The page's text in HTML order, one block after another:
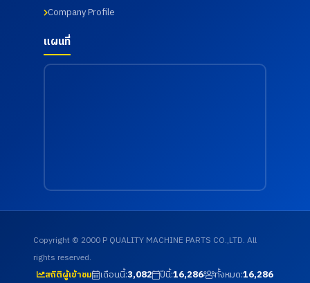
Company Profile
แผนที่
Copyright © 2000 P QUALITY MACHINE PARTS CO.,LTD. All
rights reserved.
สถิติผู้เข้าชม
เดือนนี้:3,082 ปีนี้:16,286 ทั้งหมด:16,286